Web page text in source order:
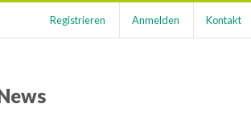
Registrieren Anmelden Kontakt